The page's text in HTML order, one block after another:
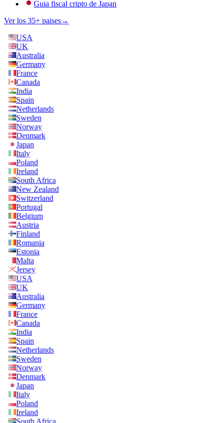
Guia fiscal cripto de Japan
Ver los 35+ paises→
USA
UK
Australia
Germany
France
Canada
India
Spain
Netherlands
Sweden
Norway
Denmark
Japan
Italy
Poland
Ireland
South Africa
New Zealand
Switzerland
Portugal
Belgium
Austria
Finland
Romania
Estonia
Malta
Jersey
USA
UK
Australia
Germany
France
Canada
India
Spain
Netherlands
Sweden
Norway
Denmark
Japan
Italy
Poland
Ireland
South Africa